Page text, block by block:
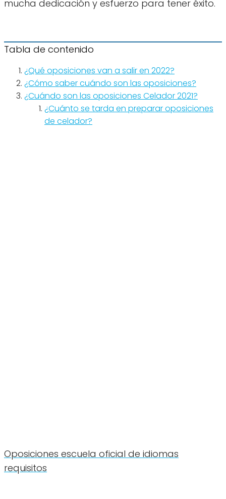
mucha dedicación y esfuerzo para tener éxito.
Tabla de contenido
¿Qué oposiciones van a salir en 2022?
¿Cómo saber cuándo son las oposiciones?
¿Cuándo son las oposiciones Celador 2021?
¿Cuánto se tarda en preparar oposiciones
de celador?
Oposiciones escuela oficial de idiomas
requisitos